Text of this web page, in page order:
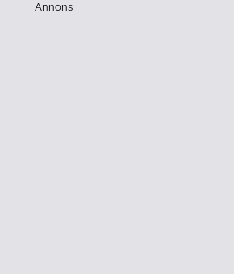
Annons